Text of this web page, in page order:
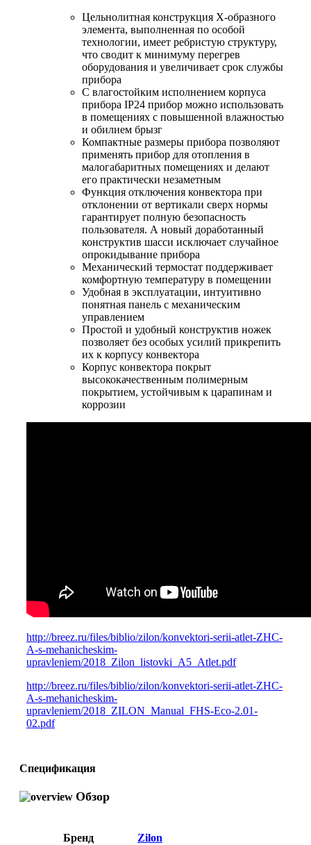
Цельнолитная конструкция Х-образного
элемента, выполненная по особой
технологии, имеет ребристую структуру,
что сводит к минимуму перегрев
оборудования и увеличивает срок службы
прибора
С влагостойким исполнением корпуса
прибора IP24 прибор можно использовать
в помещениях с повышенной влажностью
и обилием брызг
Компактные размеры прибора позволяют
применять прибор для отопления в
малогабаритных помещениях и делают
его практически незаметным
Функция отключения конвектора при
отклонении от вертикали сверх нормы
гарантирует полную безопасность
пользователя. А новый доработанный
конструктив шасси исключает случайное
опрокидывание прибора
Механический термостат поддерживает
комфортную температуру в помещении
Удобная в эксплуатации, интуитивно
понятная панель с механическим
управлением
Простой и удобный конструктив ножек
позволяет без особых усилий прикрепить
их к корпусу конвектора
Корпус конвекторa покрыт
высококачественным полимерным
покрытием, устойчивым к царапинам и
коррозии
http://breez.ru/files/biblio/zilon/konvektori-serii-atlet-ZHC-
A-s-mehanicheskim-
upravleniem/2018_Zilon_listovki_A5_Atlet.pdf
http://breez.ru/files/biblio/zilon/konvektori-serii-atlet-ZHC-
A-s-mehanicheskim-
upravleniem/2018_ZILON_Manual_FHS-Eco-2.01-
02.pdf
Спецификация
Обзор
Бренд Zilon